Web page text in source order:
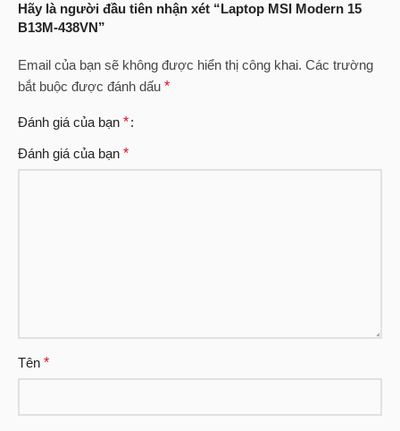
Hãy là người đầu tiên nhận xét “Laptop MSI Modern 15
B13M-438VN”
Email của bạn sẽ không được hiển thị công khai. Các trường
bắt buộc được đánh dấu *
Đánh giá của bạn *
Đánh giá của bạn *
Tên *